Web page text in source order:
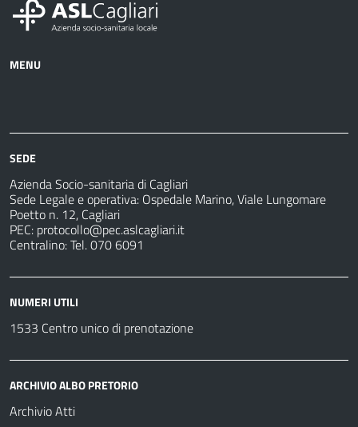
MENU
sanitarie
fare
SEDE
Azienda Socio-sanitaria di Cagliari
Sede Legale e operativa: Ospedale Marino, Viale Lungomare
Poetto n. 12, Cagliari
PEC: protocollo@pec.aslcagliari.it
Centralino: Tel. 070 6091
NUMERI UTILI
1533 Centro unico di prenotazione
ARCHIVIO ALBO PRETORIO
Archivio Atti